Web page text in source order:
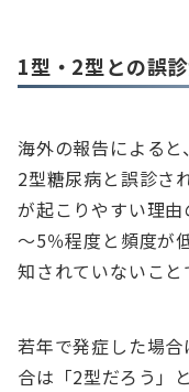
1型・2型との誤
海外の報告による
2型糖尿病と誤診さ
が起こりやすい理
～5％程度と頻度が
知されていないこと
若年で発症した場
合は「2型だろう」